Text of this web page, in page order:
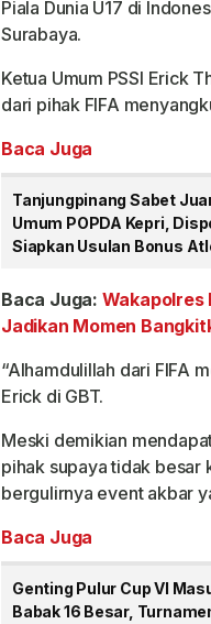
Piala Dunia U17 di
Surabaya.
Ketua Umum PSSI Erick
dari pihak FIFA
Baca Juga
Tanjungpinang Sabet
Umum POPDA Kepri,
Siapkan Usulan Bonus
Baca Juga: Wakapolres
Jadikan Momen
“Alhamdulillah dari FIFA
Erick di GBT.
Meski demikian
pihak supaya tidak besar
bergulirnya event akbar
Baca Juga
Genting Pulur Cup VI
Babak 16 Besar,